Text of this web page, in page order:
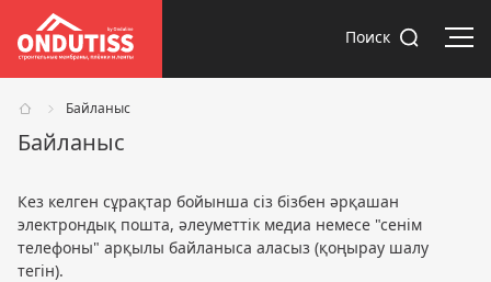
Поиск
Байланыс
Байланыс
Кез келген сұрақтар бойынша сіз бізбен әрқашан
электрондық пошта, әлеуметтік медиа немесе "сенім
телефоны" арқылы байланыса аласыз (қоңырау шалу
тегін).